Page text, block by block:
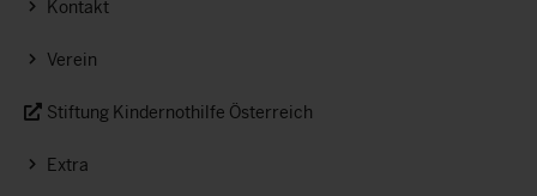
Kontakt
Verein
Stiftung Kindernothilfe Österreich
Extra